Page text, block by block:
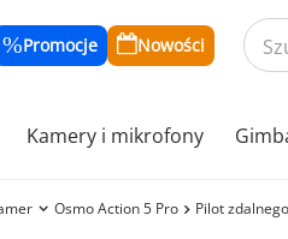
Promocje Nowości
Kamery i mikrofony
Osmo Action 5 Pro Pilot